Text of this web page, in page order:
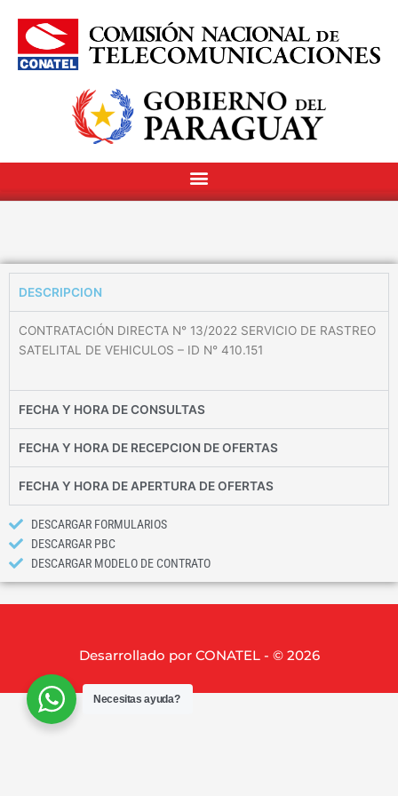
DESCRIPCION
CONTRATACIÓN DIRECTA N° 13/2022 SERVICIO DE RASTREO
SATELITAL DE VEHICULOS – ID N° 410.151
FECHA Y HORA DE CONSULTAS
FECHA Y HORA DE RECEPCION DE OFERTAS
FECHA Y HORA DE APERTURA DE OFERTAS
DESCARGAR FORMULARIOS
DESCARGAR PBC
DESCARGAR MODELO DE CONTRATO
Desarrollado por CONATEL - © 2026
Necesitas ayuda?